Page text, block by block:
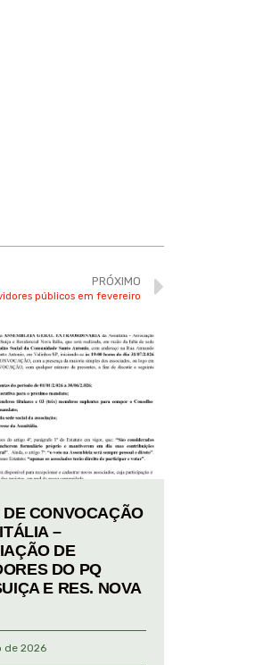
PRÓXIMO
públicos em fevereiro
DE CONVOCAÇÃO
–
DE
DO PQ
E RES. NOVA
de 2026